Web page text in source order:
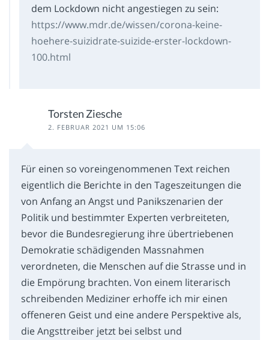
dem Lockdown nicht angestiegen zu sein:
https://www.mdr.de/wissen/corona-keine-
hoehere-suizidrate-suizide-erster-lockdown-
100.html
Torsten Ziesche
2. FEBRUAR 2021 UM 15:06
Für einen so voreingenommenen Text reichen
eigentlich die Berichte in den Tageszeitungen die
von Anfang an Angst und Panikszenarien der
Politik und bestimmter Experten verbreiteten,
bevor die Bundesregierung ihre übertriebenen
Demokratie schädigenden Massnahmen
verordneten, die Menschen auf die Strasse und in
die Empörung brachten. Von einem literarisch
schreibenden Mediziner erhoffe ich mir einen
offeneren Geist und eine andere Perspektive als,
die Angsttreiber jetzt bei selbst und